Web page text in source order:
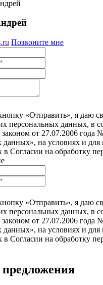
Позвоните мне
«Отправить», я даю
персональных данных, в
от 27.07.2006 года
данных», на условиях и для
в Согласии на обработку
«Отправить», я даю
персональных данных, в
от 27.07.2006 года
данных», на условиях и для
в Согласии на обработку